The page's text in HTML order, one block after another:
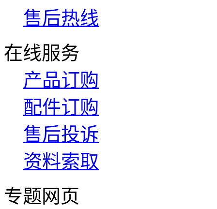
售后热线
在线服务
产品订购
配件订购
售后投诉
资料索取
专题网页